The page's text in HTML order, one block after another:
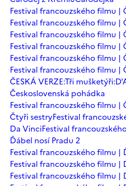
Festival francouzského filmu |
Festival francouzského filmu |
Festival francouzského filmu |
Festival francouzského filmu |
Festival francouzského filmu |
Festival francouzského filmu |
ČESKÁ VERZE:Tři
Československá pohádka
Festival francouzského filmu |
Čtyři sestryFestival
Da VinciFestival
Ďábel nosí Pradu 2
Festival francouzského filmu |
Festival francouzského filmu |
Festival francouzského filmu |